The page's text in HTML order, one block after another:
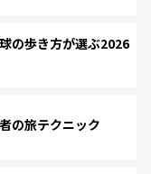
の歩き方が選ぶ2026
の旅テクニック